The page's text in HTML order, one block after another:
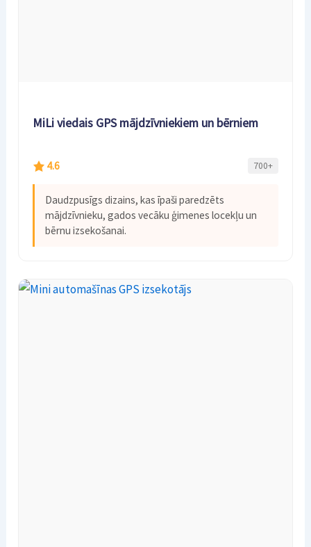
MiLi viedais GPS mājdzīvniekiem un bērniem
4.6 700+
Daudzpusīgs dizains, kas īpaši paredzēts
mājdzīvnieku, gados vecāku ģimenes locekļu un
bērnu izsekošanai.